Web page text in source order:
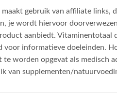
gebruik van affiliate links,
je wordt hiervoor
aanbiedt. Vitaminentotaal
voor informatieve doeleinden.
worden opgevat als medisch
van supplementen/